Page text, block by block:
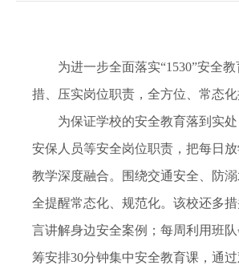
为进一步全面落实“1530”安全
措、压实岗位职责，全方位、常态
为保证学校的安全教育落到实
安保人员等安全岗位职责，把每日
教学深度融合。围绕交通安全、防
全提醒常态化、规范化。该校还多
言讲解身边安全案例；每周利用班
筹安排30分钟集中安全教育课，通